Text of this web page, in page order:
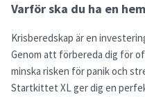
Varför ska du ha en
Krisberedskap är en
Genom att förbereda dig för
minska risken för panik och
Startkittet XL ger dig en